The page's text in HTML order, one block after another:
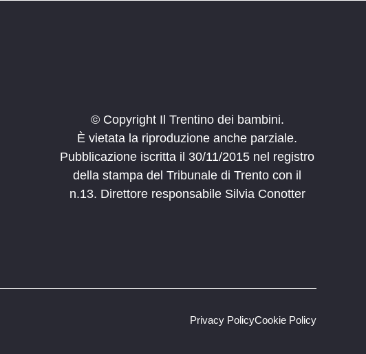
© Copyright Il Trentino dei bambini.
È vietata la riproduzione anche parziale.
Pubblicazione iscritta il 30/11/2015 nel registro
della stampa del Tribunale di Trento con il
n.13. Direttore responsabile Silvia Conotter
Privacy PolicyCookie Policy